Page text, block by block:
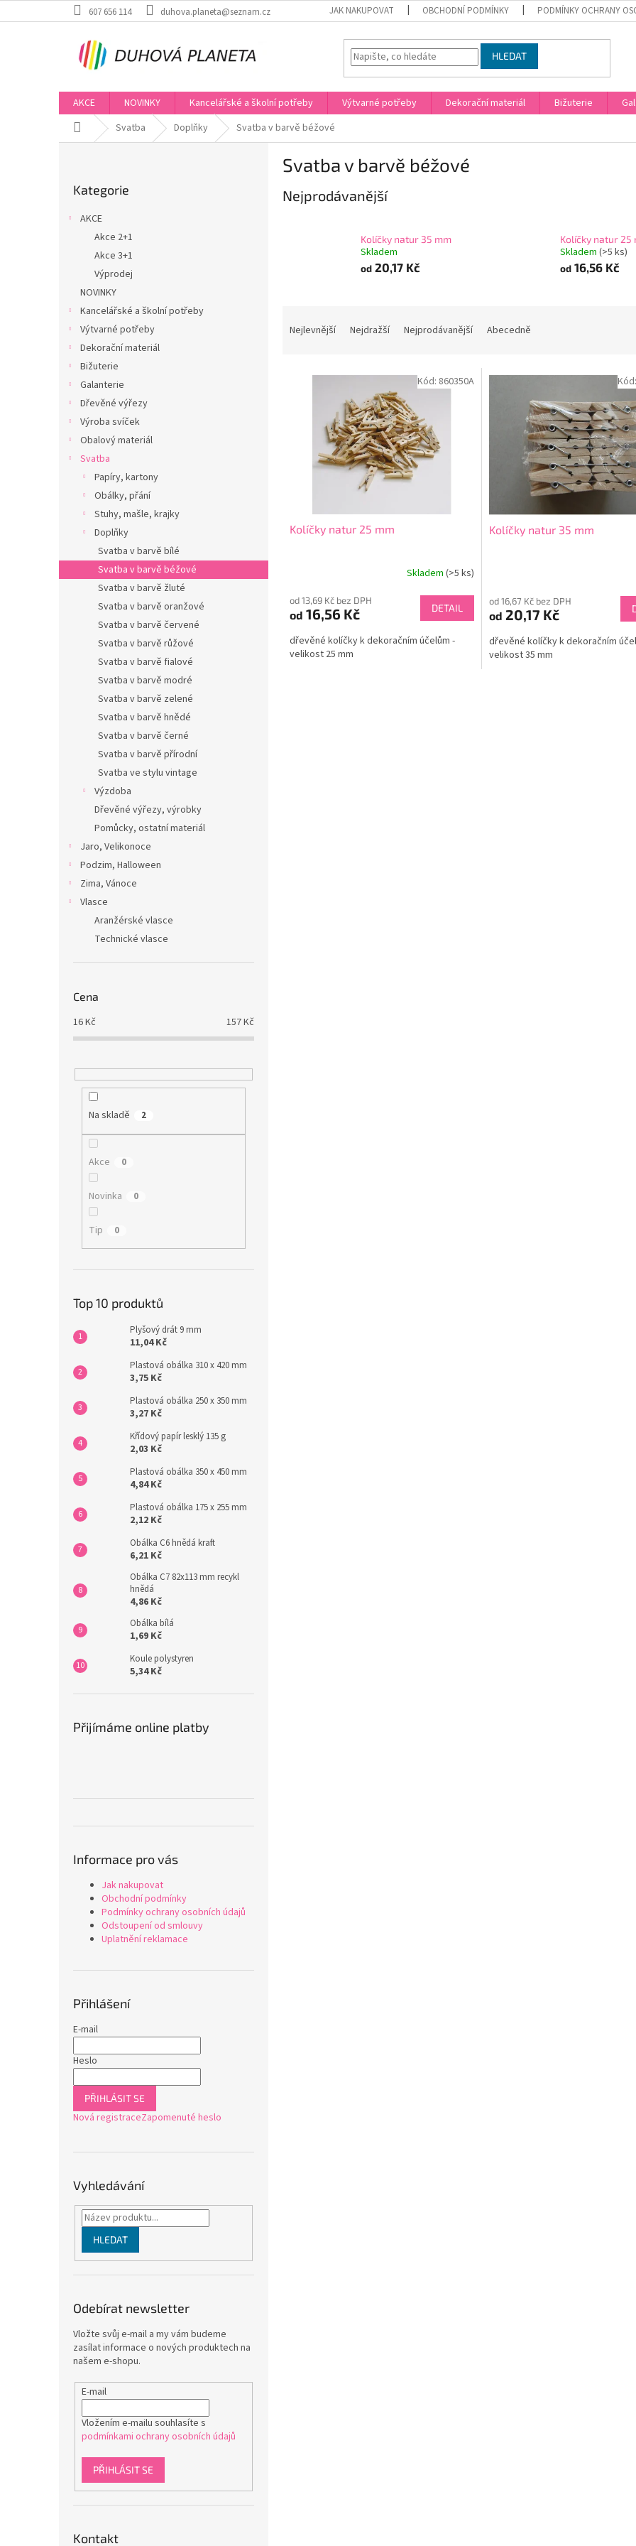
na
607 656 114 duhova.planeta@seznam.cz JAK NAKUPOVAT OBCHODNÍ PODMÍNKY PODMÍNKY OCHRANY
HLEDAT
AKCE NOVINKY Kancelářské a školní potřeby Výtvarné potřeby Dekorační materiál Bižuterie
Domů Svatba Doplňky Svatba v barvě béžové
kategorie
Kategorie
AKCE
Akce 2+1
Akce 3+1
Výprodej
NOVINKY
Kancelářské a školní potřeby
Výtvarné potřeby
Dekorační materiál
Bižuterie
Galanterie
Dřevěné výřezy
Výroba svíček
Obalový materiál
Svatba
Papíry, kartony
Obálky, přání
Stuhy, mašle, krajky
Doplňky
Svatba v barvě bílé
Svatba v barvě béžové
Svatba v barvě žluté
Svatba v barvě oranžové
Svatba v barvě červené
Svatba v barvě růžové
Svatba v barvě fialové
Svatba v barvě modré
Svatba v barvě zelené
Svatba v barvě hnědé
Svatba v barvě černé
Svatba v barvě přírodní
Svatba ve stylu vintage
Výzdoba
Dřevěné výřezy, výrobky
Pomůcky, ostatní materiál
Jaro, Velikonoce
Podzim, Halloween
Zima, Vánoce
Vlasce
Aranžérské vlasce
Technické vlasce
Cena
16Kč 157Kč
Na skladě 2
Akce 0
Novinka 0
Tip 0
Top 10 produktů
Plyšový drát 9 mm
11,04 Kč
Plastová obálka 310 x 420 mm
3,75 Kč
Plastová obálka 250 x 350 mm
3,27 Kč
Křídový papír lesklý 135 g
2,03 Kč
Plastová obálka 350 x 450 mm
4,84 Kč
Plastová obálka 175 x 255 mm
2,12 Kč
Obálka C6 hnědá kraft
6,21 Kč
Obálka C7 82x113 mm recykl
hnědá
4,86 Kč
Obálka bílá
1,69 Kč
Koule polystyren
5,34 Kč
Přijímáme online platby
Informace pro vás
Jak nakupovat
Obchodní podmínky
Podmínky ochrany osobních údajů
Odstoupení od smlouvy
Uplatnění reklamace
Přihlášení
E-mail
Heslo
PŘIHLÁSIT SE
Nová registraceZapomenuté heslo
Vyhledávání
HLEDAT
Odebírat newsletter
Vložte svůj e-mail a my vám budeme
zasílat informace o nových produktech na
našem e-shopu.
E-mail
Vložením e-mailu souhlasíte s
podmínkami ochrany osobních údajů
PŘIHLÁSIT SE
Kontakt
Svatba v barvě béžové
Nejprodávanější
Kolíčky natur 35 mm
Skladem
od 20,17 Kč
Kolíčky natur 25
Skladem (>5 ks)
od16,56 Kč
Nejlevnější Nejdražší Nejprodávanější Abecedně
Kolíčky natur 25 mm
Skladem (>5 ks)
od 13,69 Kč bez DPH
od 16,56 Kč DETAIL
dřevěné kolíčky k dekoračním účelům -
velikost 25 mm
Kód: 860350A
Kolíčky natur 35 mm
od 16,67 Kč bez DPH
od 20,17 Kč
dřevěné kolíčky k dekoračním
velikost 35 mm
Kód: